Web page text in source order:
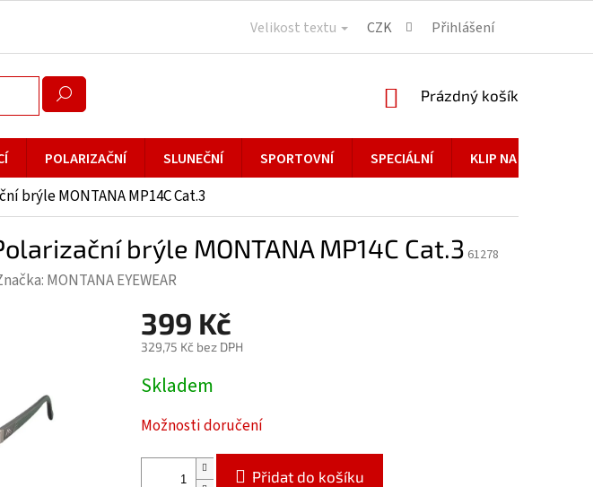
Velikost textu CZK Přihlášení
NÁKUPNÍ
Prázdný košík
POLARIZAČNÍ SLUNEČNÍ SPORTOVNÍ SPECIÁLNÍ KLIP NA BRÝLE
brýle MONTANA MP14C Cat.3
brýle MONTANA MP14C Cat.3 61278
MONTANA EYEWEAR
399 Kč
329,75 Kč bez DPH
Měrná
cena:
Skladem
Možnosti doručení
Přidat do košíku